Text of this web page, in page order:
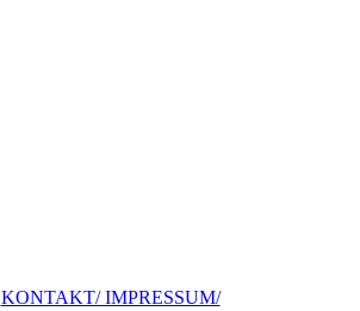
KONTAKT/ IMPRESSUM/